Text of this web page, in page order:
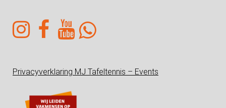
Privacyverklaring MJ Tafeltennis – Events